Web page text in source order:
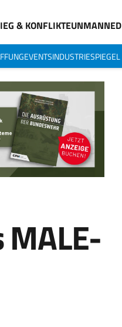
& KONFLIKTEUNMANNED
EVENTSINDUSTRIESPIEGEL